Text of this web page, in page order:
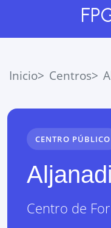
Inicio Centros
CENTRO PÚBLICO
Centro de